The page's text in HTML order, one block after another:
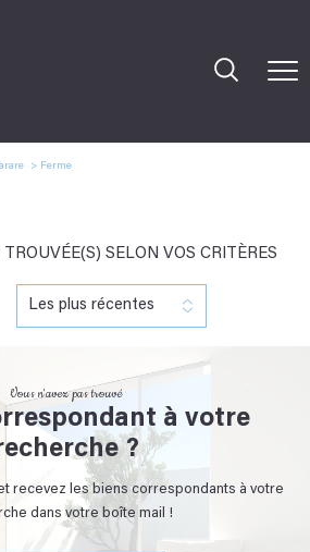
Ferme
SELON VOS CRITÈRES
Les plus récentes
Vous n'avez pas trouvé
à votre
?
recevez les biens correspondants à votre
dans votre boîte mail !